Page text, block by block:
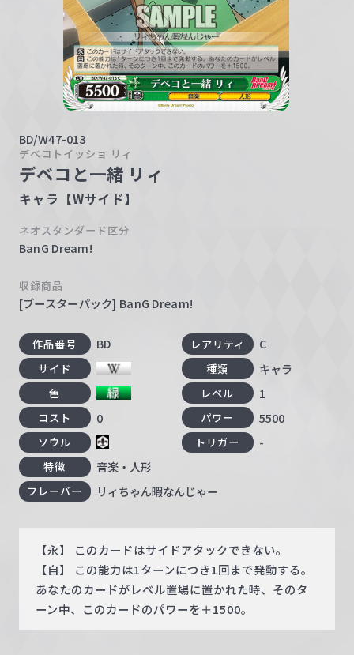
BD/W47-013
デベコトイッショ リィ
デベコと一緒 リィ
キャラ【Wサイド】
ネオスタンダード区分
BanG Dream!
収録商品
[ブースターパック] BanG Dream!
作品番号 BD レアリティ C
サイド 種類 キャラ
色 レベル 1
コスト 0 パワー 5500
ソウル トリガー -
特徴 音楽・人形
フレーバー リィちゃん暇なんじゃー
【永】 このカードはサイドアタックできない。
【自】 この能力は1ターンにつき1回まで発動する。
あなたのカードがレベル置場に置かれた時、そのタ
ーン中、このカードのパワーを＋1500。